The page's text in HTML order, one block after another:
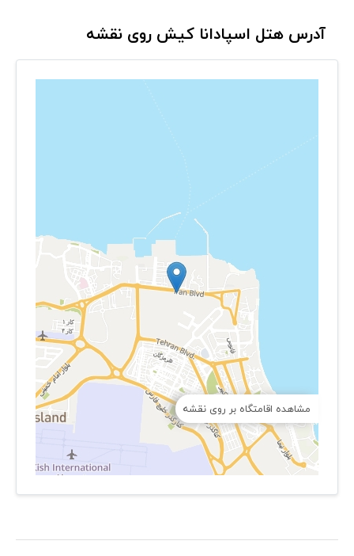
آدرس هتل اسپادانا کیش روی نقشه
مشاهده اقامتگاه بر روی نقشه